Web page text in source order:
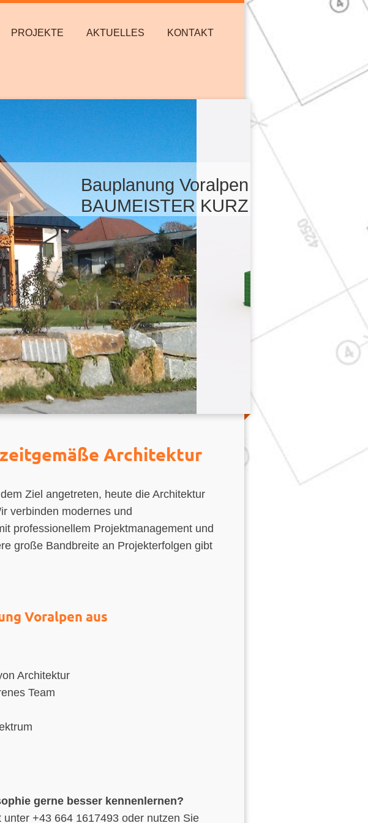
PROJEKTE AKTUELLES KONTAKT
Bauplanung Voralpen
BAUMEISTER KURZ
Architektur
Ziel angetreten, heute die Architektur
verbinden modernes und
professionellem Projektmanagement und
große Bandbreite an Projekterfolgen gibt
Voralpen aus
Architektur
Team
gerne besser kennenlernen?
+43 664 1617493 oder nutzen Sie